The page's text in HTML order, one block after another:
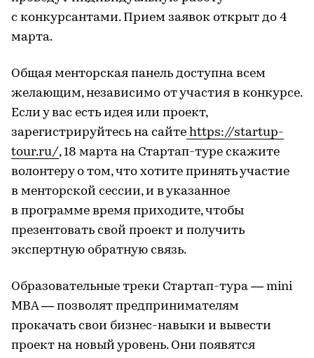
с конкурсантами. Прием заявок открыт до 4
марта.
Общая менторская панель доступна всем
желающим, независимо от участия в конкурсе.
Если у вас есть идея или проект,
зарегистрируйтесь на сайте https://startup-
tour.ru/, 18 марта на Стартап-туре скажите
волонтеру о том, что хотите принять участие
в менторской сессии, и в указанное
в программе время приходите, чтобы
презентовать свой проект и получить
экспертную обратную связь.
Образовательные треки Стартап-тура — mini
MBA — позволят предпринимателям
прокачать свои бизнес-навыки и вывести
проект на новый уровень. Они появятся